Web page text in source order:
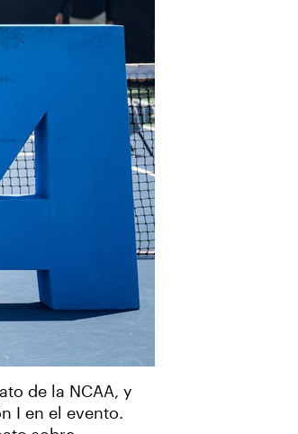
de la NCAA, y
I en el evento.